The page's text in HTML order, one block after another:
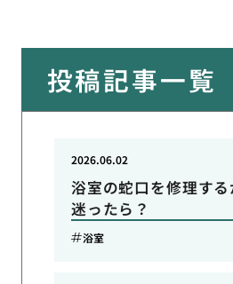
投稿記事一覧
浴室の蛇口を修理す
迷ったら？
2026.06.02
浴室